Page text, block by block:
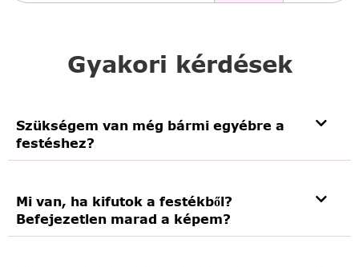
Gyakori kérdések
Szükségem van még bármi egyébre a
festéshez?
Mi van, ha kifutok a festékből?
Befejezetlen marad a képem?